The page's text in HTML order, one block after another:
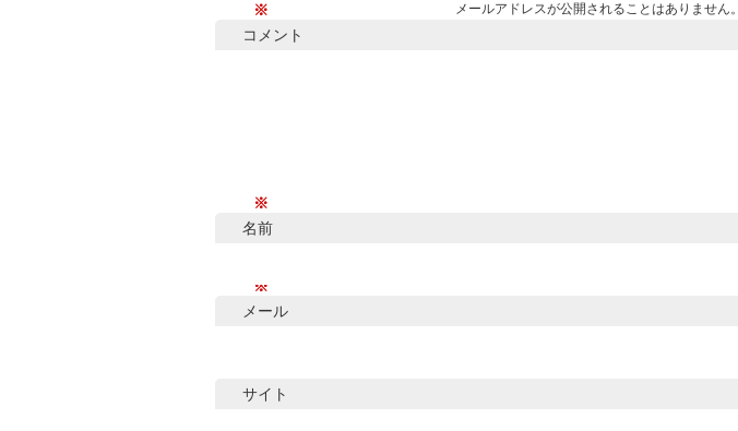
メールアドレスが公開されることはありません。
コメント
※
名前
※
メール
※
サイト